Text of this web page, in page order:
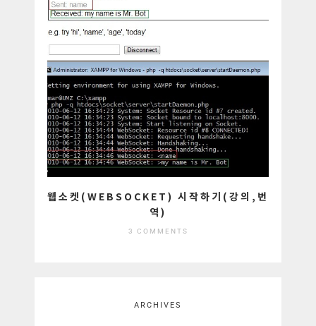
웹소켓(WEBSOCKET) 시작하기(강의,번
역)
3 COMMENTS
ARCHIVES